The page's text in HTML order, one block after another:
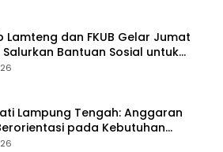
Lamteng dan FKUB Gelar Jumat
Salurkan Bantuan Sosial untuk
Lampung Tengah: Anggaran
pada Kebutuhan